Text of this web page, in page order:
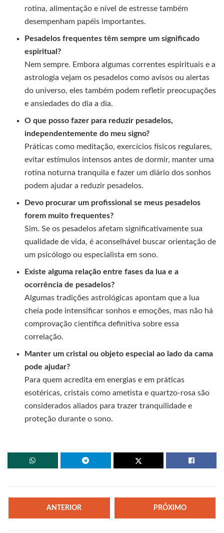
rotina, alimentação e nível de estresse também
desempenham papéis importantes.
Pesadelos frequentes têm sempre um significado
espiritual?
Nem sempre. Embora algumas correntes espirituais e a
astrologia vejam os pesadelos como avisos ou alertas
do universo, eles também podem refletir preocupações
e ansiedades do dia a dia.
O que posso fazer para reduzir pesadelos,
independentemente do meu signo?
Práticas como meditação, exercícios físicos regulares,
evitar estímulos intensos antes de dormir, manter uma
rotina noturna tranquila e fazer um diário dos sonhos
podem ajudar a reduzir pesadelos.
Devo procurar um profissional se meus pesadelos
forem muito frequentes?
Sim. Se os pesadelos afetam significativamente sua
qualidade de vida, é aconselhável buscar orientação de
um psicólogo ou especialista em sono.
Existe alguma relação entre fases da lua e a
ocorrência de pesadelos?
Algumas tradições astrológicas apontam que a lua
cheia pode intensificar sonhos e emoções, mas não há
comprovação científica definitiva sobre essa
correlação.
Manter um cristal ou objeto especial ao lado da cama
pode ajudar?
Para quem acredita em energias e em práticas
esotéricas, cristais como ametista e quartzo-rosa são
considerados aliados para trazer tranquilidade e
proteção durante o sono.
ANTERIOR PRÓXIMO